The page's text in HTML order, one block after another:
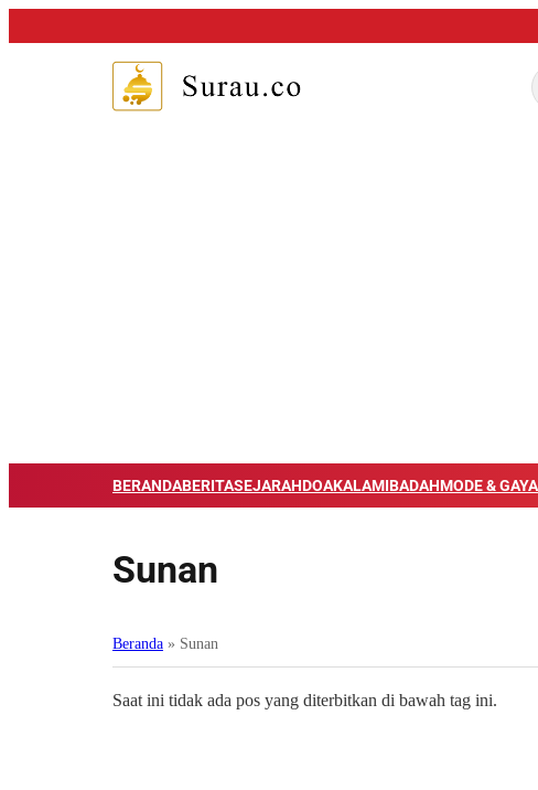
BERANDABERITASEJARAHDOAKALAMIBADAHMODE & GAYA
Sunan
Beranda » Sunan
Saat ini tidak ada pos yang diterbitkan di bawah tag ini.